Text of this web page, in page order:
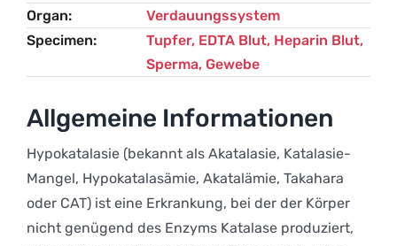
Organ
Verdauungssystem
Specimen
Tupfer, EDTA Blut, Heparin Blut,
Sperma, Gewebe
Allgemeine Informationen
Hypokatalasie (bekannt als Akatalasie, Katalasie-
Mangel, Hypokatalasämie, Akatalämie, Takahara
oder CAT) ist eine Erkrankung, bei der der Körper
nicht genügend des Enzyms Katalase produziert,